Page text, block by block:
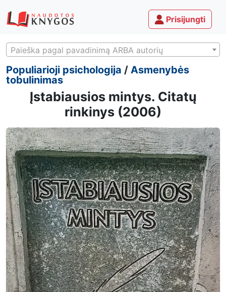
Prisijungti
Paieška pagal pavadinimą ARBA autorių
Populiarioji psichologija / Asmenybės
tobulinimas
Įstabiausios mintys. Citatų
rinkinys (2006)